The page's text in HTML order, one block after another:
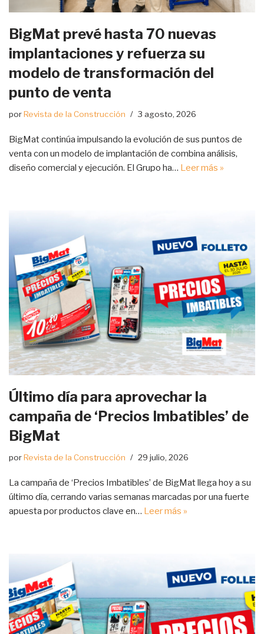
BigMat prevé hasta 70 nuevas
implantaciones y refuerza su
modelo de transformación del
punto de venta
porRevista de la Construcción 3 agosto, 2026
BigMat continúa impulsando la evolución de sus puntos de
venta con un modelo de implantación de combina análisis,
diseño comercial y ejecución. El Grupo ha… Leer más »
Último día para aprovechar la
campaña de ‘Precios Imbatibles’ de
BigMat
porRevista de la Construcción 29 julio, 2026
La campaña de ‘Precios Imbatibles’ de BigMat llega hoy a su
último día, cerrando varias semanas marcadas por una fuerte
apuesta por productos clave en… Leer más »